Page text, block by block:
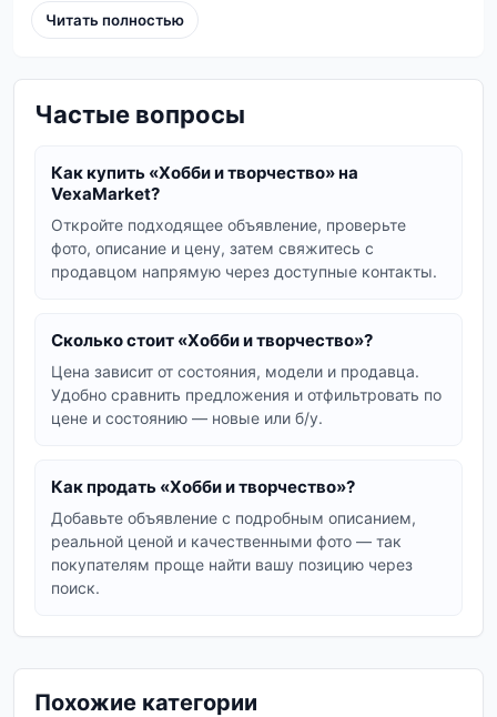
товаров для различных видов рукоделия,
от того, являетесь ли вы опытным мастером
или только начинаете свой путь в мире
творчества, у нас есть все необходимое для
Разнообразие товаров для
вашего творчества
Мы предлагаем множество товаров, которые
потенциал. От наборов для вышивания и
алмазной мозаики до материалов для лепки,
рисования и создания украшений – выбор
огромен. Вы можете найти как готовые наборы,
ваших уникальных проектов. Ищете ли вы
или инструменты для моделирования – все это
доступно в одном месте.
Читать полностью
Частые вопросы
Как купить «Хобби и творчество» на
VexaMarket?
Откройте подходящее объявление, проверьте
фото, описание и цену, затем свяжитесь с
продавцом напрямую через доступные контакты.
Сколько стоит «Хобби и творчество»?
Цена зависит от состояния, модели и продавца.
Удобно сравнить предложения и отфильтровать по
цене и состоянию — новые или б/у.
Как продать «Хобби и творчество»?
Добавьте объявление с подробным описанием,
реальной ценой и качественными фото — так
покупателям проще найти вашу позицию через
поиск.
Похожие категории